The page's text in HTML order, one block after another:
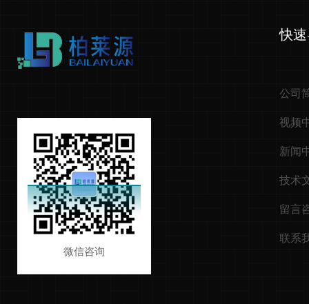
微信咨询
快
公司
视频
新闻
技术
留言
联系